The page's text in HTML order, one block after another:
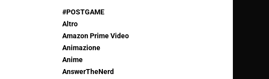
#POSTGAME
Altro
Amazon Prime Video
Animazione
Anime
AnswerTheNerd